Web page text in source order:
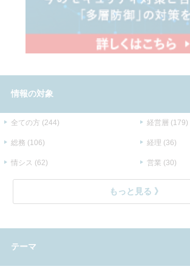
情報の対象
全ての方 (244) 経営層 (179)
総務 (106) 経理 (36)
情シス (62) 営業 (30)
もっと見る
テーマ